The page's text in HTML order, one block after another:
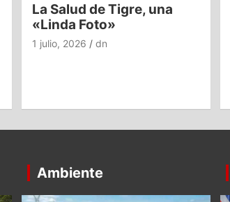
La Salud de Tigre, una
«Linda Foto»
1 julio, 2026 dn
Ambiente